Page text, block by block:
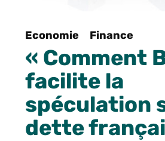
Economie Finance
« Comment
facilite la
spéculation
dette